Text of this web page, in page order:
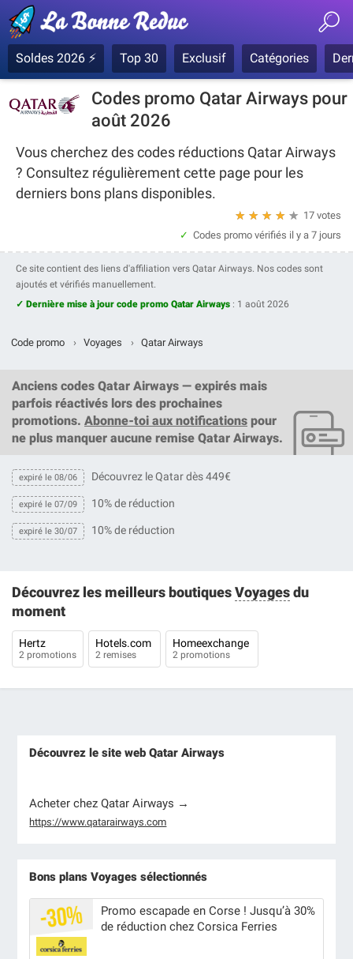
Soldes 2026 ⚡ Top 30 Exclusif Catégories
Codes promo Qatar Airways pour
août 2026
Vous cherchez des codes réductions Qatar Airways
? Consultez régulièrement cette page pour les
derniers bons plans disponibles.
17 votes
★
★
★
★
★
Codes promo vérifiés il y a 7 jours
Ce site contient des liens d'affiliation vers Qatar Airways. Nos codes sont
ajoutés et vérifiés manuellement.
✓ Dernière mise à jour code promo Qatar Airways : 1 août 2026
Code promo › Voyages › Qatar Airways
Anciens codes Qatar Airways — expirés mais
parfois réactivés lors des prochaines
promotions. Abonne-toi aux notifications pour
ne plus manquer aucune remise Qatar Airways.
expiré le 08/06 Découvrez le Qatar dès 449€
expiré le 07/09 10% de réduction
expiré le 30/07 10% de réduction
Découvrez les meilleurs boutiquesVoyagesdu
moment
Hertz
2 promotions
Hotels.com
2 remises
Homeexchange
2 promotions
Découvrez le site web Qatar Airways
Acheter chez Qatar Airways →
https://www.qatarairways.com
Bons plans Voyages sélectionnés
Promo escapade en Corse ! Jusqu’à 30%
de réduction chez Corsica Ferries